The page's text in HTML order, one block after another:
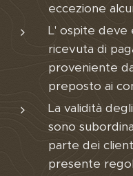
eccezione
L' ospite deve
ricevuta di
proveniente
preposto ai
La validità
sono
parte dei
presente